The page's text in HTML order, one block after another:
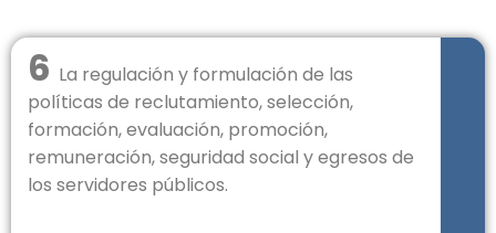
6 La regulación y formulación de las
políticas de reclutamiento, selección,
formación, evaluación, promoción,
remuneración, seguridad social y egresos de
los servidores públicos.